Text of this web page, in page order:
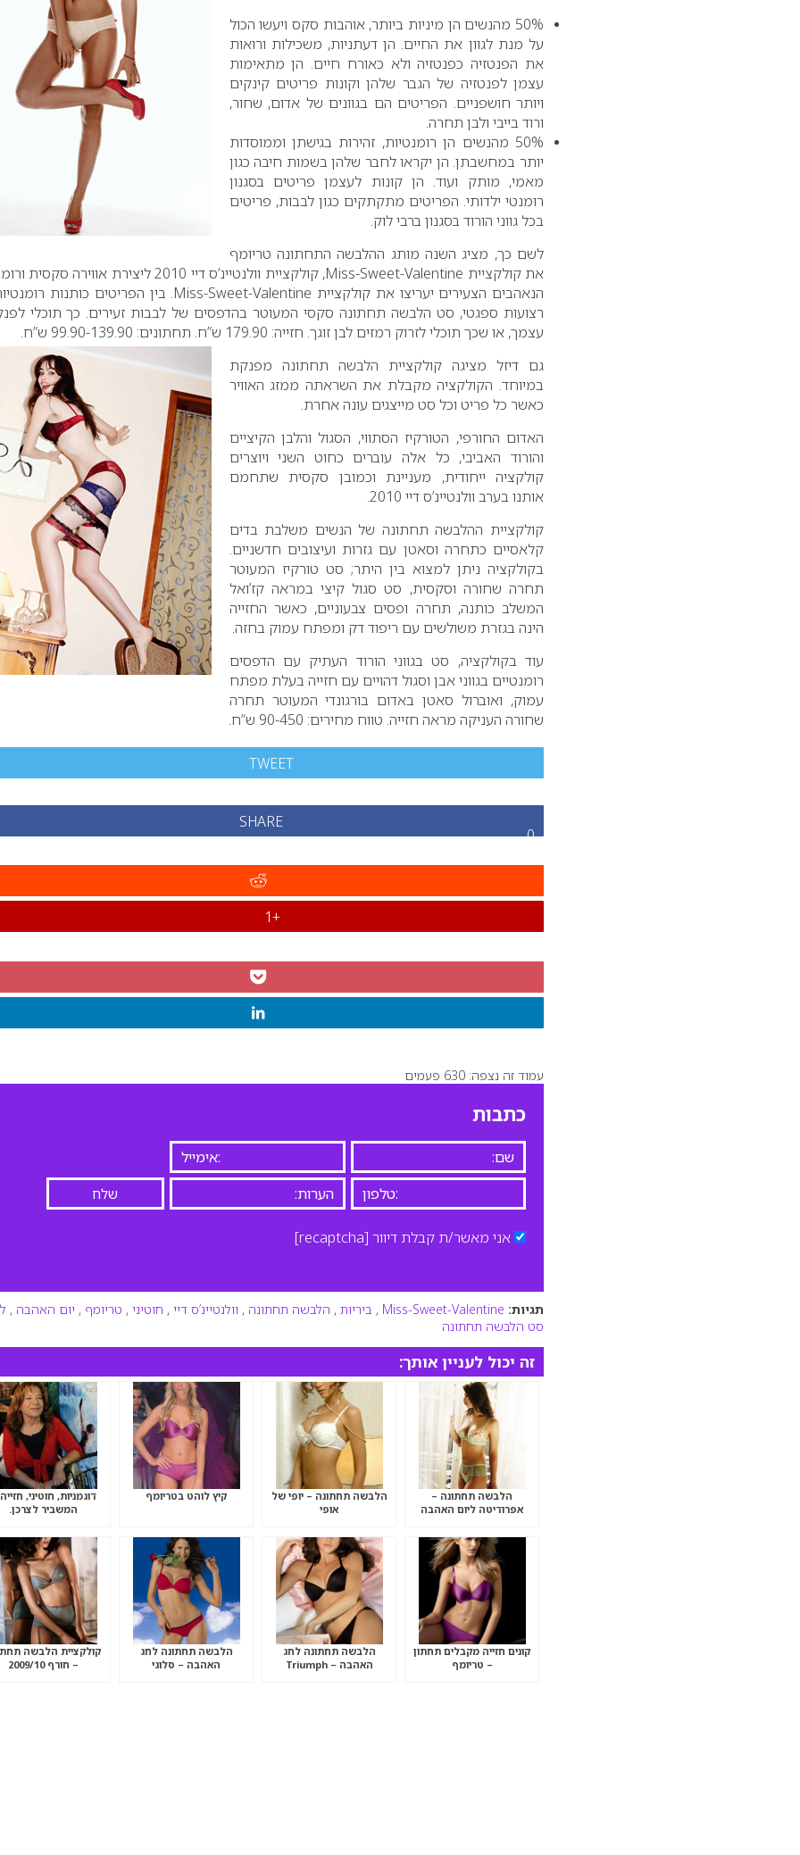
50% מהנשים הן מיניות ביותר, אוהבות סקס ויעשו הכול
על מנת לגוון את החיים. הן דעתניות, משכילות ורואות
את הפנטזיה כפנטזיה ולא כאורח חיים. הן מתאימות
עצמן לפנטזיה של הגבר שלהן וקונות פריטים קינקים
ויותר חושפניים. הפריטים הם בגוונים של אדום, שחור,
ורוד בייבי ולבן תחרה.
50% מהנשים הן רומנטיות, זהירות בגישתן וממוסדות
יותר במחשבתן. הן יקראו לחבר שלהן בשמות חיבה כגון
מאמי, מותק ועוד. הן קונות לעצמן פריטים בסגנון
רומנטי ילדותי. הפריטים מתקתקים כגון לבבות, פריטים
בכל גווני הורוד בסגנון ברבי לוק.
לשם כך, מציג השנה מותג ההלבשה התחתונה טריומף
את קולקציית Miss-Sweet-Valentine, קולקציית וולנטיינ’ס דיי 2010 ליצירת אווירה סקסית ורומנטית.
הנאהבים הצעירים יעריצו את קולקציית Miss-Sweet-Valentine.
בין הפריטים כותנות
רצועות ספגטי, סט הלבשה תחתונה סקסי המעוטר בהדפסים של לבבות זעירים. כך תוכלי
עצמך, או שכך תוכלי לזרוק רמזים לבן זוגך. חזייה: 179.90 ש”ח.
תחתונים: 99.90-139.90 ש”ח.
גם דיזל מציגה קולקציית הלבשה תחתונה מפנקת
במיוחד. הקולקציה מקבלת את השראתה ממזג האוויר
כאשר כל פריט וכל סט מייצגים עונה אחרת.
האדום החורפי, הטורקיז הסתווי, הסגול והלבן הקיציים
והורוד האביבי, כל אלה עוברים כחוט השני ויוצרים
קולקציה ייחודית, מעניינת וכמובן סקסית שתחמם
אותנו בערב וולנטיינ’ס דיי 2010.
קולקציית ההלבשה תחתונה של הנשים משלבת בדים
קלאסיים כתחרה וסאטן עם גזרות ועיצובים חדשניים.
בקולקציה ניתן למצוא בין היתר; סט טורקיז המעוטר
תחרה שחורה וסקסית, סט סגול קיצי במראה קז’ואל
המשלב כותנה, תחרה ופסים צבעוניים, כאשר החזייה
הינה בגזרת משולשים עם ריפוד דק ומפתח עמוק בחזה.
עוד בקולקציה, סט בגווני הורוד העתיק עם הדפסים
רומנטיים בגווני אבן וסגול דהויים עם חזייה בעלת מפתח
עמוק, ואוברול סאטן באדום בורגונדי המעוטר תחרה
שחורה העניקה מראה חזייה. טווח מחירים: 90-450 ש”ח.
TWEET
SHARE
0
+1
עמוד זה נצפה: 630 פעמים
כתבות
אני מאשר/ת קבלת דיוור [recaptcha]
תגיות: Miss-Sweet-Valentine
, ביריות , הלבשה תחתונה , וולנטיינ’ס דיי , חוטיני , טריומף , יום האהבה ,
סט הלבשה תחתונה
זה יכול לעניין אותך:
הלבשה תחתונה –
אפרודיטה ליום האהבה
הלבשה תחתונה – יופי של
אופי
קיץ לוהט בטריומף
דוגמניות, חוטיני,
המשביר לצרכן.
קונים חזייה מקבלים תחתון
– טריומף
הלבשה תחתונה לחג
האהבה – Triumph
הלבשה תחתונה לחג
האהבה – סלוגי
קולקציית הלבשה
– חורף 2009/10